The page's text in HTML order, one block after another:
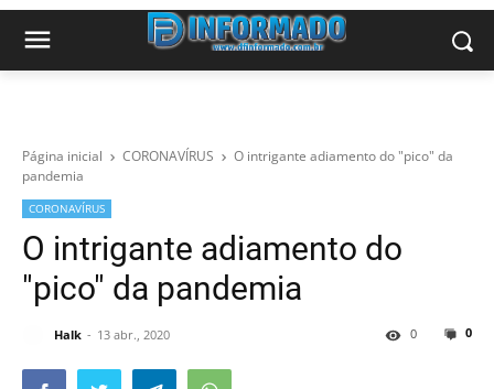
Página inicial CORONAVÍRUS
O intrigante adiamento do "pico" da
pandemia
CORONAVÍRUS
O intrigante adiamento do
"pico" da pandemia
Halk 13 abr., 2020 0
0